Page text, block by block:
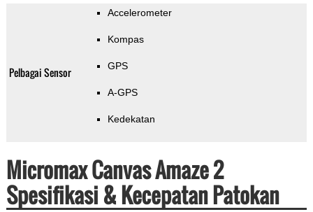
Pelbagai Sensor
Accelerometer
Kompas
GPS
A-GPS
Kedekatan
Micromax Canvas Amaze 2
Spesifikasi & Kecepatan Patokan